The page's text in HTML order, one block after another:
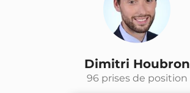
Dimitri Houbron
96 prises de position